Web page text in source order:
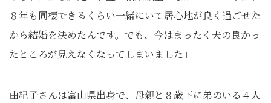
８年も同棲できるくらい一緒にいて居心地が良く過ごせた
から結婚を決めたんです。でも、今はまったく夫の良かっ
たところが見えなくなってしまいました」
由紀子さんは富山県出身で、母親と８歳下に弟のいる４人